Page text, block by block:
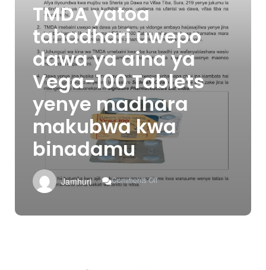
TMDA yatoa
tahadhari uwepo
dawa ya aina ya
Vega-100 Tablets
yenye madhara
makubwa kwa
binadamu
Jamhuri Comments Off
On